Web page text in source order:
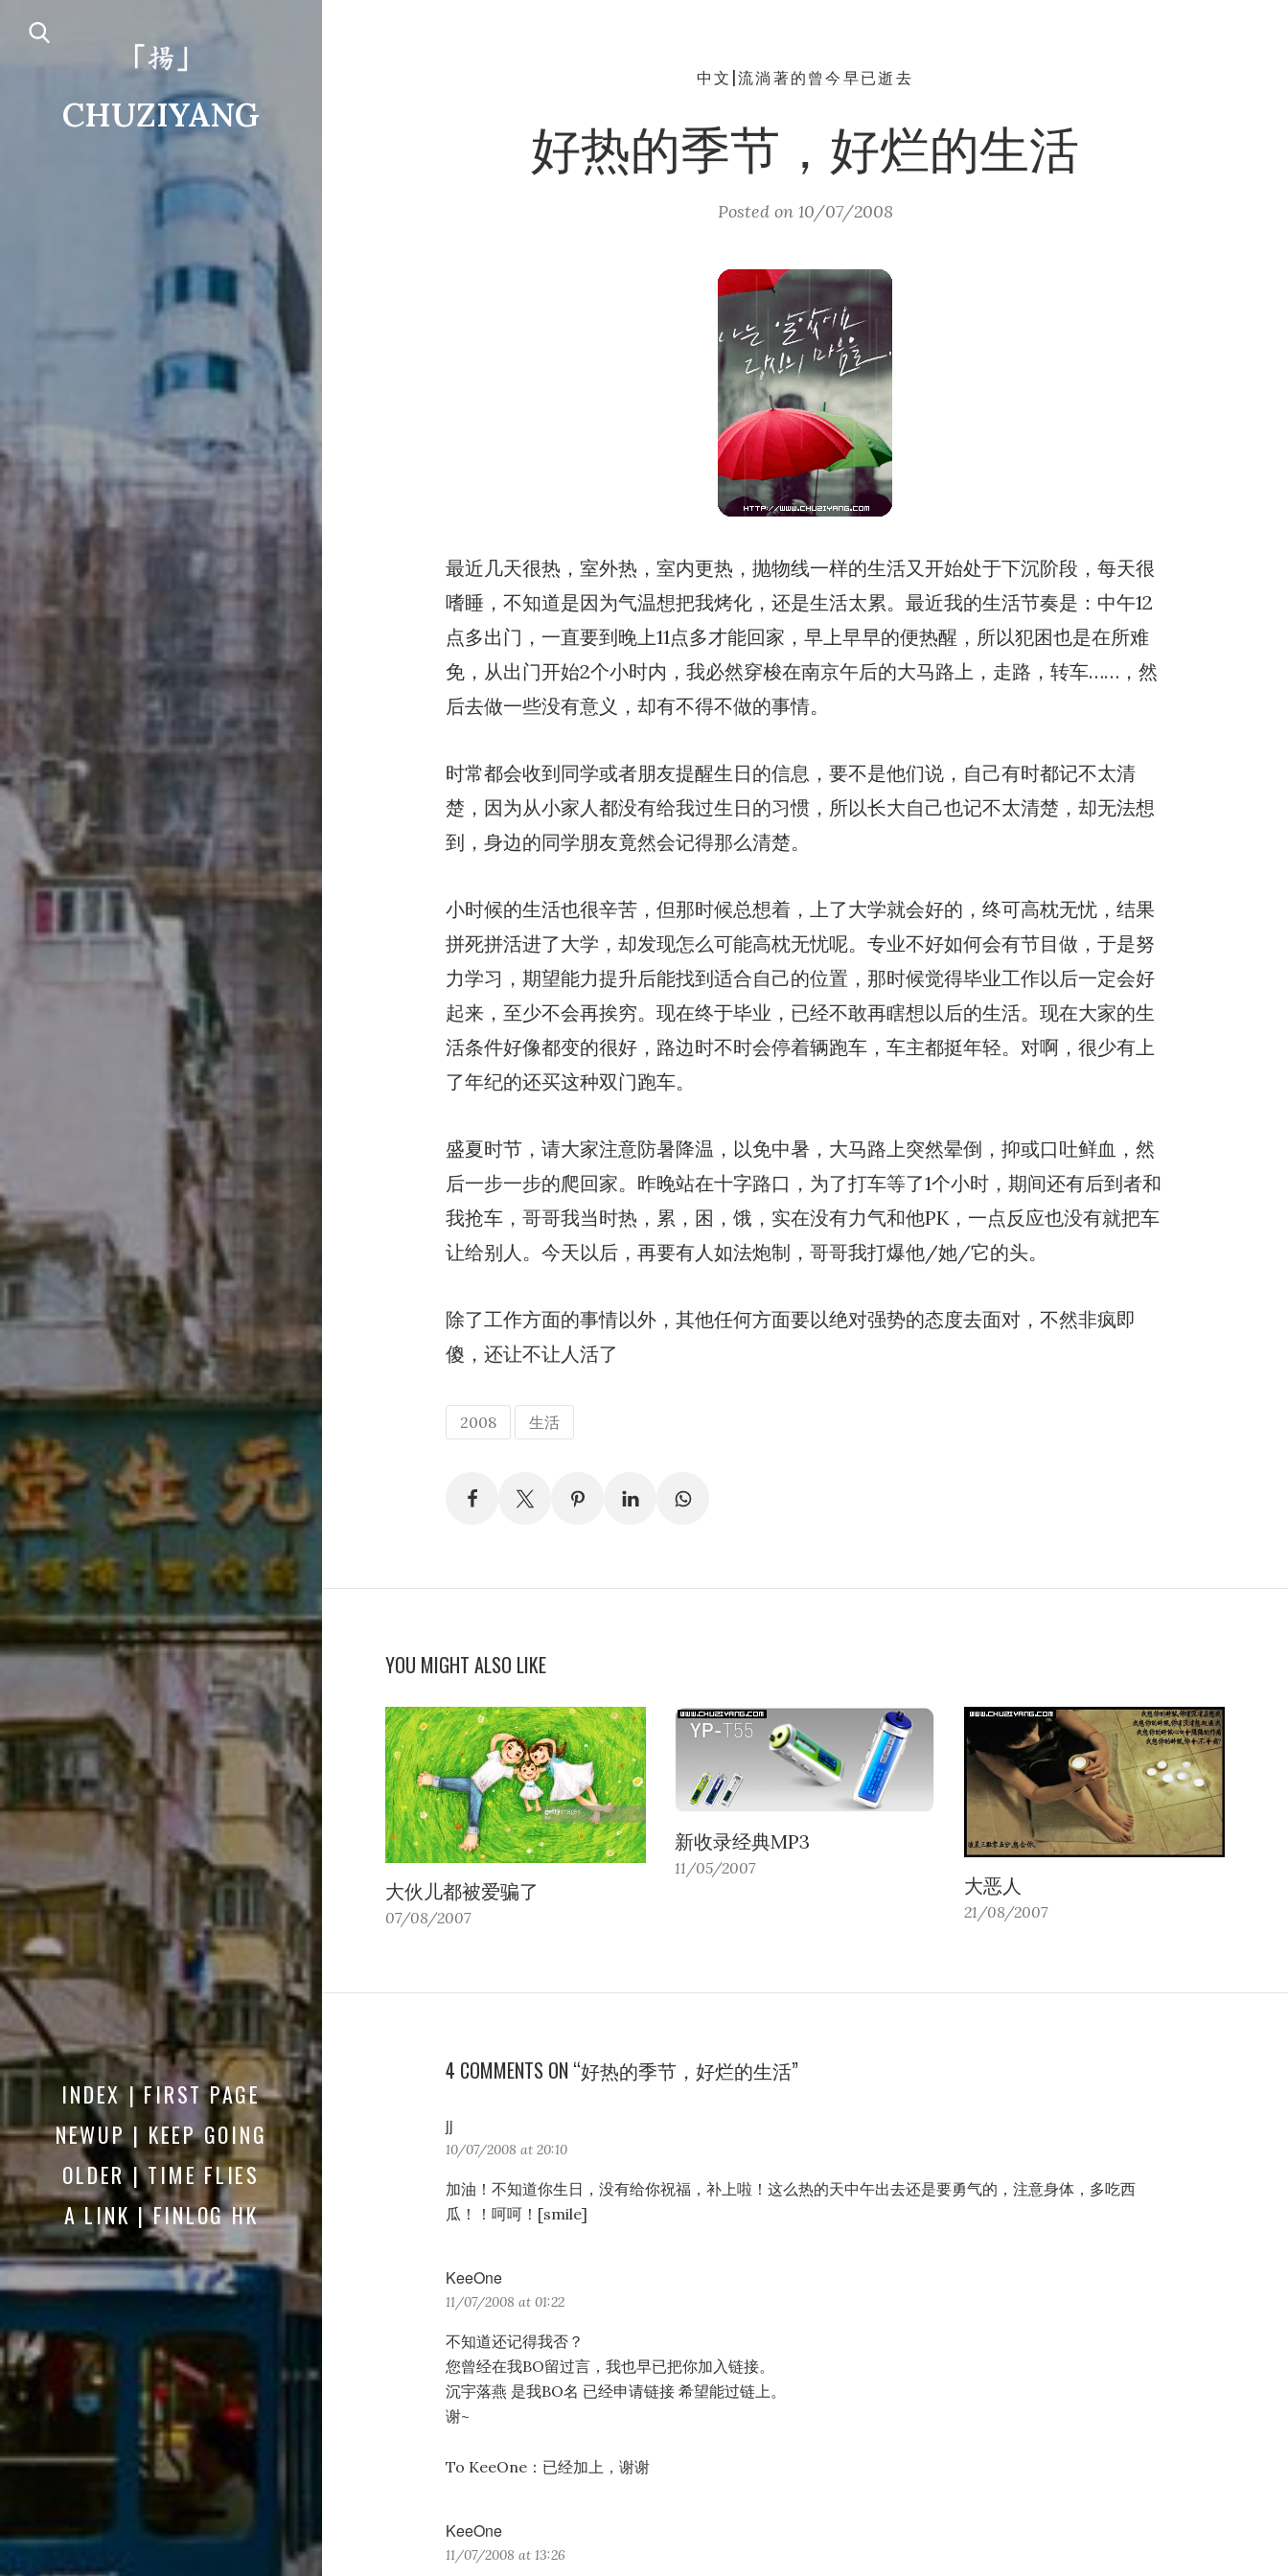
CHUZIYANG
INDEX | FIRST PAGE
NEWUP | KEEP GOING
OLDER | TIME FLIES
A LINK | FINLOG HK
中文|流淌著的曾今早已逝去
好热的季节，好烂的生活
Posted on 10/07/2008
最近几天很热，室外热，室内更热，抛物线一样的生活又开始处于下沉阶段，每天很
嗜睡，不知道是因为气温想把我烤化，还是生活太累。最近我的生活节奏是：中午12
点多出门，一直要到晚上11点多才能回家，早上早早的便热醒，所以犯困也是在所难
免，从出门开始2个小时内，我必然穿梭在南京午后的大马路上，走路，转车……，然
后去做一些没有意义，却有不得不做的事情。
时常都会收到同学或者朋友提醒生日的信息，要不是他们说，自己有时都记不太清
楚，因为从小家人都没有给我过生日的习惯，所以长大自己也记不太清楚，却无法想
到，身边的同学朋友竟然会记得那么清楚。
小时候的生活也很辛苦，但那时候总想着，上了大学就会好的，终可高枕无忧，结果
拼死拼活进了大学，却发现怎么可能高枕无忧呢。专业不好如何会有节目做，于是努
力学习，期望能力提升后能找到适合自己的位置，那时候觉得毕业工作以后一定会好
起来，至少不会再挨穷。现在终于毕业，已经不敢再瞎想以后的生活。现在大家的生
活条件好像都变的很好，路边时不时会停着辆跑车，车主都挺年轻。对啊，很少有上
了年纪的还买这种双门跑车。
盛夏时节，请大家注意防暑降温，以免中暑，大马路上突然晕倒，抑或口吐鲜血，然
后一步一步的爬回家。昨晚站在十字路口，为了打车等了1个小时，期间还有后到者和
我抢车，哥哥我当时热，累，困，饿，实在没有力气和他PK，一点反应也没有就把车
让给别人。今天以后，再要有人如法炮制，哥哥我打爆他/她/它的头。
除了工作方面的事情以外，其他任何方面要以绝对强势的态度去面对，不然非疯即
傻，还让不让人活了
2008 生活
YOU MIGHT ALSO LIKE
大伙儿都被爱骗了
07/08/2007
新收录经典MP3
11/05/2007
大恶人
21/08/2007
4 COMMENTS ON “好热的季节，好烂的生活”
jj
a
s
10/07/2008 at 20:10
加油！不知道你生日，没有给你祝福，补上啦！这么热的天中午出去还是要勇气的，注意身体，多吃西
瓜！！呵呵！[smile]
KeeOne
a
s
11/07/2008 at 01:22
不知道还记得我否？
您曾经在我BO留过言，我也早已把你加入链接。
沉宇落燕 是我BO名 已经申请链接 希望能过链上。
谢~
To KeeOne：已经加上，谢谢
KeeOne
a
11/07/2008 at 13:26